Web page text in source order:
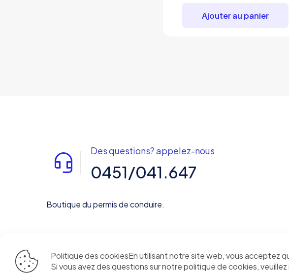
Ajouter au panier
Des questions? appelez-nous
0451/041.647
Boutique du permis de conduire.
© 2025 Boutique du permis de conduire | Tous droits réservés
Politique des cookiesEn utilisant notre site web, vous acceptez
Si vous avez des questions sur notre politique de cookies,